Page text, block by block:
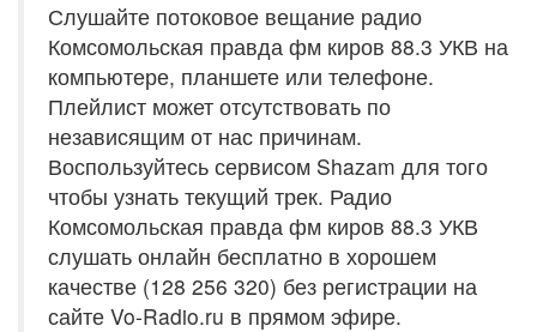
Слушайте потоковое вещание радио
Комсомольская правда фм киров 88.3 УКВ на
компьютере, планшете или телефоне.
Плейлист может отсутствовать по
независящим от нас причинам.
Воспользуйтесь сервисом Shazam для того
чтобы узнать текущий трек. Радио
Комсомольская правда фм киров 88.3 УКВ
слушать онлайн бесплатно в хорошем
качестве (128 256 320) без регистрации на
сайте Vo-Radio.ru в прямом эфире.